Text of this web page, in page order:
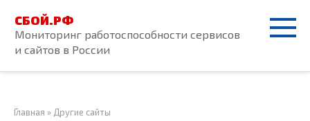
контенту
СБОЙ.РФ
Мониторинг работоспособности сервисов
и сайтов в России
Главная » Другие сайты